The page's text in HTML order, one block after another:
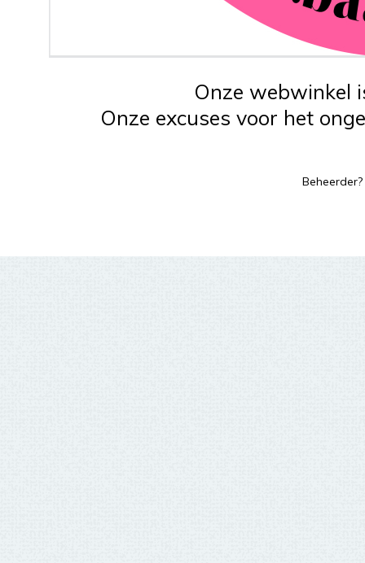
Onze webwinkel
Onze excuses voor het
Beheerder?